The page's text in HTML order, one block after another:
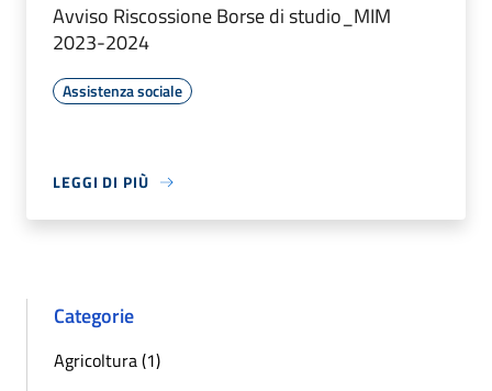
Avviso Riscossione Borse di studio_MIM
2023-2024
Assistenza sociale
LEGGI DI PIÙ
Categorie
Agricoltura (1)